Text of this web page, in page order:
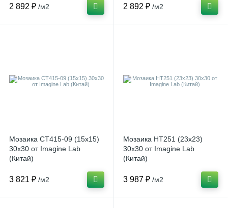
2 892 ₽ /м2 2 892 ₽ /м2
Мозаика CT415-09 (15x15)
30x30 от Imagine Lab
(Китай)
3 821 ₽ /м2
Мозаика HT251 (23x23)
30x30 от Imagine Lab
(Китай)
3 987 ₽ /м2